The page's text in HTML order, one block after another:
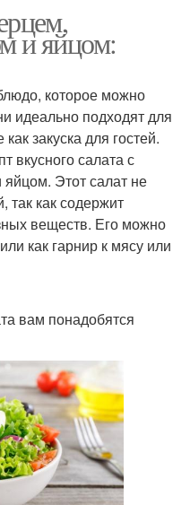
и яйцом:
которое можно
идеально подходят для
закуска для гостей.
вкусного салата с
Этот салат не
так как содержит
веществ. Его можно
как гарнир к мясу или
вам понадобятся